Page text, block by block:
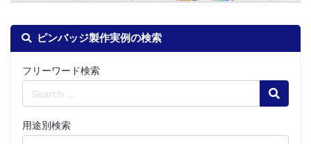
ピンバッジ製作実例の検索
フリーワード検索
Search
用途別検索